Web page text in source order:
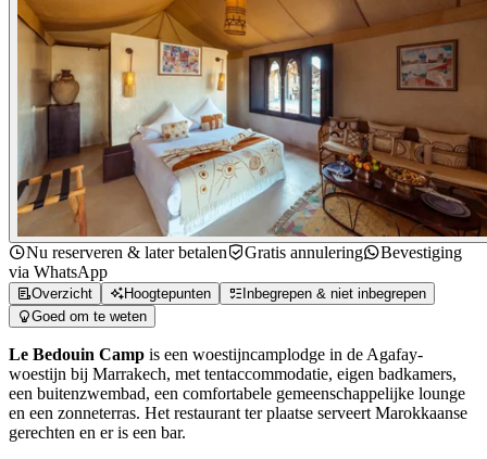
Nu reserveren & later betalen Gratis annulering
Bevestiging
via WhatsApp
Overzicht Hoogtepunten
Inbegrepen & niet inbegrepen
Goed om te weten
Le Bedouin Camp is een woestijncamplodge in de Agafay-
woestijn bij Marrakech, met tentaccommodatie, eigen badkamers,
een buitenzwembad, een comfortabele gemeenschappelijke lounge
en een zonneterras. Het restaurant ter plaatse serveert Marokkaanse
gerechten en er is een bar.